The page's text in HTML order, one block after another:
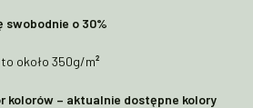
swobodnie o 30%
około 350g/m²
kolorów – aktualnie dostępne kolory